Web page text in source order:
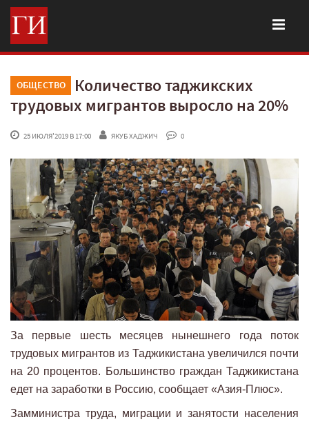
ОБЩЕСТВО
Количество таджикских
трудовых мигрантов выросло на 20%
25 ИЮЛЯ'2019 В 17:00 ЯКУБ ХАДЖИЧ 0
За первые шесть месяцев нынешнего года поток
трудовых мигрантов из Таджикистана увеличился почти
на 20 процентов. Большинство граждан Таджикистана
едет на заработки в Россию, сообщает «Азия-Плюс».
Замминистра труда, миграции и занятости населения